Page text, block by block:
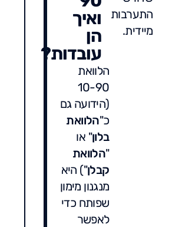
התערבות
מיידית.
ואיך
הן
עובדות?
הלוואת
10-90
(הידועה גם
כ"הלוואת
בלון" או
"הלוואת
קבלן") היא
מנגנון מימון
שפותח כדי
לאפשר